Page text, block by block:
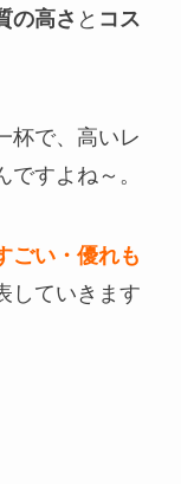
の高さ と コス
杯で、高いレ
すよね～。
ごい・優れも
していきます